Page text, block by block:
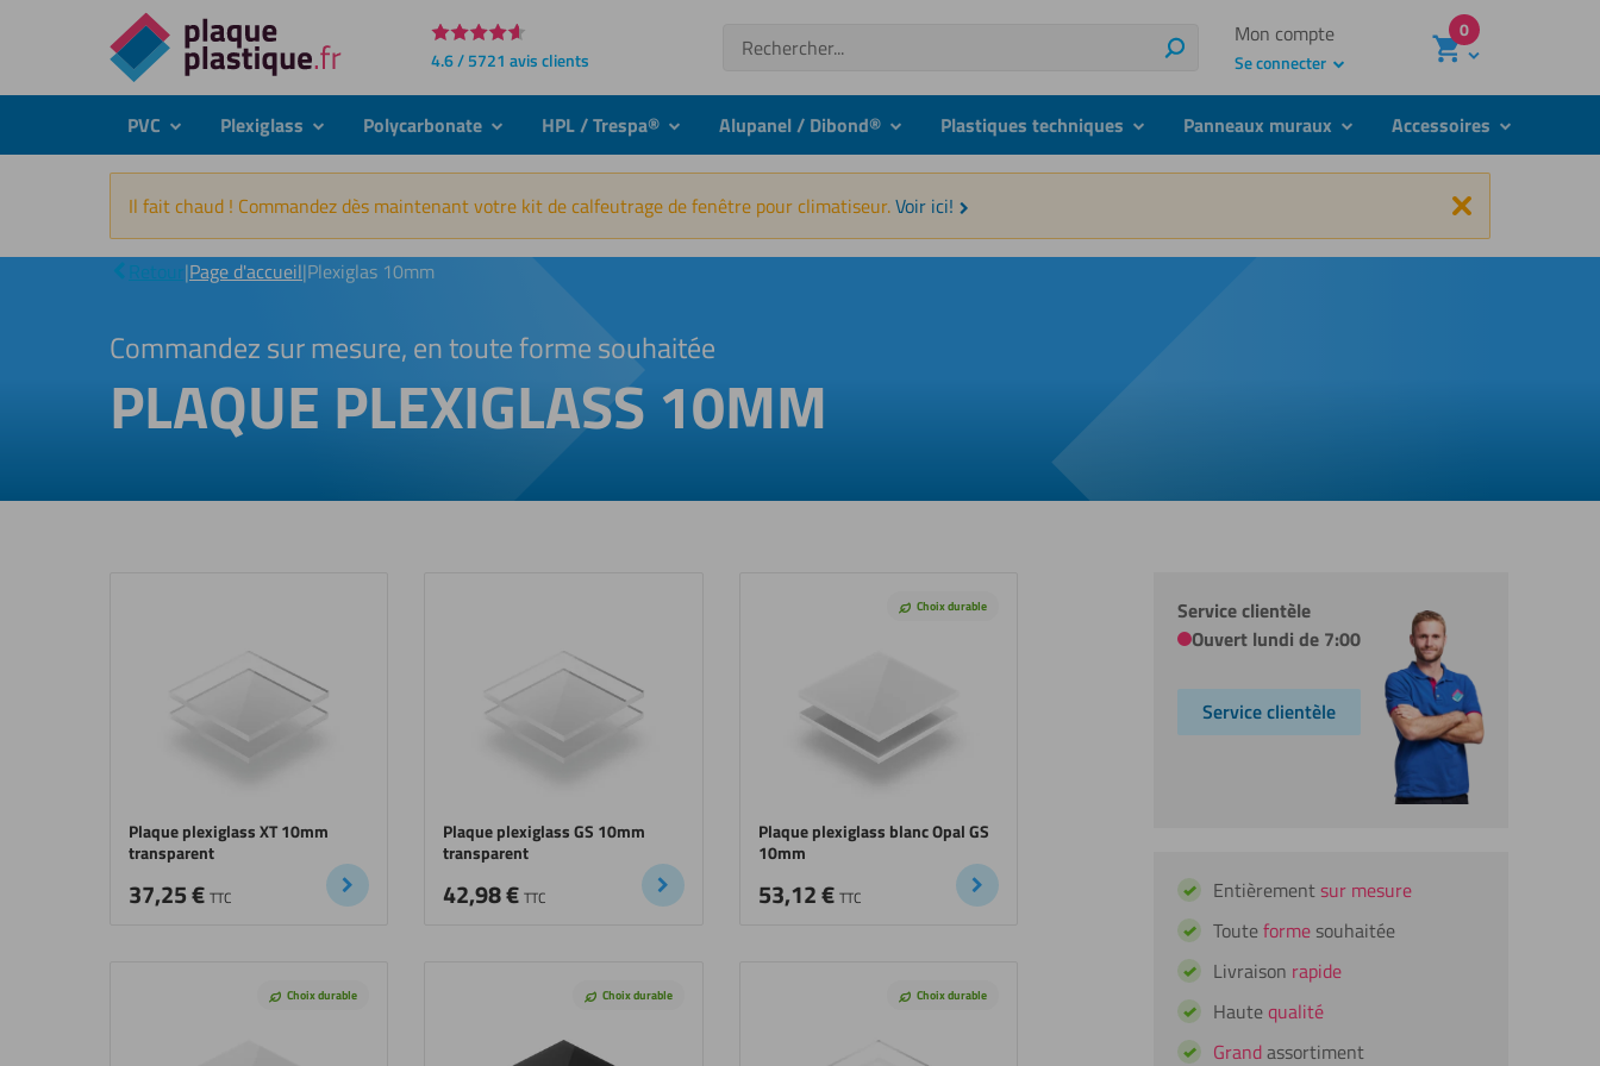
Directement
au
contenu
4.6 / 5721 avis clients
Recherche
Rechercher
Mon compte
Se connecter
0
PVC submenuPlexiglass submenuPolycarbonate submenuHPL / Trespa® submenuAlupanel / Dibond® submenuPlastiques techniques submenuPanneaux muraux submenuAccessoires submenu
Il fait chaud ! Commandez dès maintenant votre kit de calfeutrage de fenêtre pour climatiseur.Voir ici! Fermer
Retour|Page d'accueil|Plexiglas 10mm
PLAQUE PLEXIGLASS 10MM
Commandez sur mesure, en toute forme souhaitée
Plaque plexiglass XT 10mm
transparent
37,25€ TTC
Plaque plexiglass GS 10mm
transparent
42,98€ TTC
Plaque plexiglass blanc Opal GS
10mm
53,12€ TTC
Choix durable
Choix durable Choix durable Choix durable
Service clientèle
Ouvert lundi de 7:00
Service clientèle
Entièrementsur mesure
Touteforme souhaitée
Livraison rapide
Haute qualité
Grandassortiment